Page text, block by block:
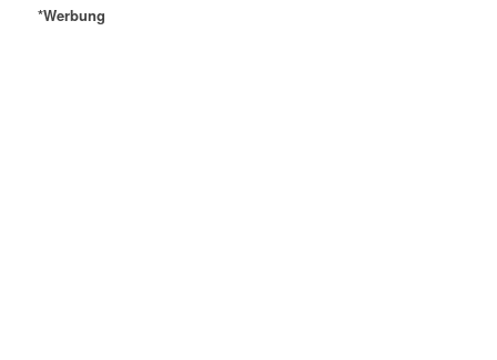
*Werbung